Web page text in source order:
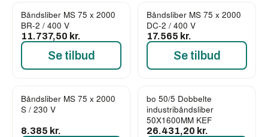
Båndsliber MS 75 x 2000
BR-2 / 400 V
11.737,50 kr.
Se tilbud
Båndsliber MS 75 x 2000
DC-2 / 400 V
17.565 kr.
Se tilbud
Båndsliber MS 75 x 2000
S / 230 V
8.385 kr.
bo 50/5 Dobbelte
industribåndsliber
50X1600MM KEF
26.431,20 kr.